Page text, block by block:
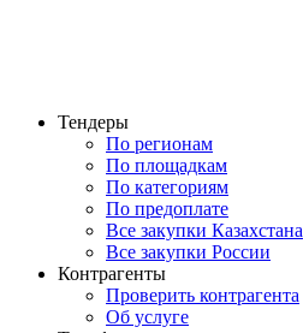
Тендеры
По регионам
По площадкам
По категориям
По предоплате
Все закупки Казахстана
Все закупки России
Контрагенты
Проверить контрагента
Об услуге